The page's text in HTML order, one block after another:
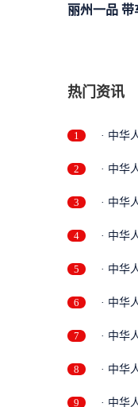
丽州一品 带
热门资讯
1 · 中
2 · 中
3 · 中
4 · 中
5 · 中
6 · 中
7 · 中
8 · 中
9 · 中